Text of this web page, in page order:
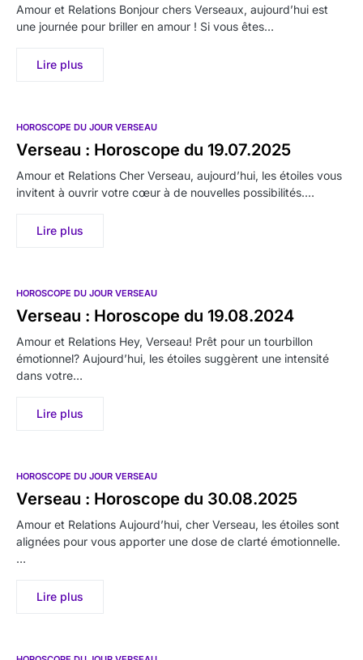
Amour et Relations Bonjour chers Verseaux, aujourd’hui est
une journée pour briller en amour ! Si vous êtes…
Lire plus
HOROSCOPE DU JOUR VERSEAU
Verseau : Horoscope du 19.07.2025
Amour et Relations Cher Verseau, aujourd’hui, les étoiles vous
invitent à ouvrir votre cœur à de nouvelles possibilités.…
Lire plus
HOROSCOPE DU JOUR VERSEAU
Verseau : Horoscope du 19.08.2024
Amour et Relations Hey, Verseau! Prêt pour un tourbillon
émotionnel? Aujourd’hui, les étoiles suggèrent une intensité
dans votre…
Lire plus
HOROSCOPE DU JOUR VERSEAU
Verseau : Horoscope du 30.08.2025
Amour et Relations Aujourd’hui, cher Verseau, les étoiles sont
alignées pour vous apporter une dose de clarté émotionnelle.
…
Lire plus